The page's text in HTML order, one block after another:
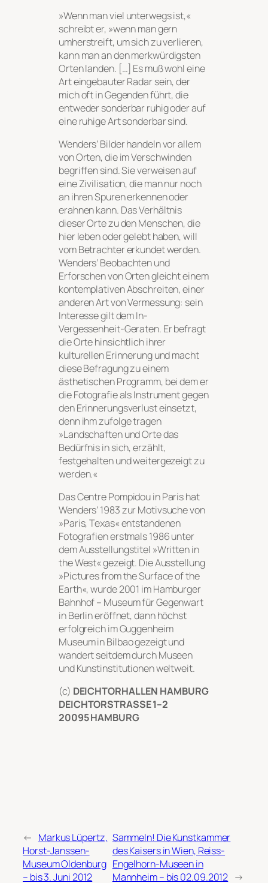
»Wenn man viel unterwegs ist,«
schreibt er, »wenn man gern
umherstreift, um sich zu verlieren,
kann man an den merkwürdigsten
Orten landen. […] Es muß wohl eine
Art eingebauter Radar sein, der
mich oft in Gegenden führt, die
entweder sonderbar ruhig oder auf
eine ruhige Art sonderbar sind.
Wenders’ Bilder handeln vor allem
von Orten, die im Verschwinden
begriffen sind. Sie verweisen auf
eine Zivilisation, die man nur noch
an ihren Spuren erkennen oder
erahnen kann. Das Verhältnis
dieser Orte zu den Menschen, die
hier leben oder gelebt haben, will
vom Betrachter erkundet werden.
Wenders’ Beobachten und
Erforschen von Orten gleicht einem
kontemplativen Abschreiten, einer
anderen Art von Vermessung: sein
Interesse gilt dem In-
Vergessenheit-Geraten. Er befragt
die Orte hinsichtlich ihrer
kulturellen Erinnerung und macht
diese Befragung zu einem
ästhetischen Programm, bei dem er
die Fotografie als Instrument gegen
den Erinnerungsverlust einsetzt,
denn ihm zufolge tragen
»Landschaften und Orte das
Bedürfnis in sich, erzählt,
festgehalten und weitergezeigt zu
werden.«
Das Centre Pompidou in Paris hat
Wenders’ 1983 zur Motivsuche von
»Paris, Texas« entstandenen
Fotografien erstmals 1986 unter
dem Ausstellungstitel »Written in
the West« gezeigt. Die Ausstellung
»Pictures from the Surface of the
Earth«, wurde 2001 im Hamburger
Bahnhof – Museum für Gegenwart
in Berlin eröffnet, dann höchst
erfolgreich im Guggenheim
Museum in Bilbao gezeigt und
wandert seitdem durch Museen
und Kunstinstitutionen weltweit.
(c) DEICHTORHALLEN HAMBURG
DEICHTORSTRASSE 1–2
20095HAMBURG
← Markus Lüpertz,
Horst-Janssen-
Museum Oldenburg
– bis 3. Juni 2012
Sammeln! Die Kunstkammer
des Kaisers in Wien, Reiss-
Engelhorn-Museen in
Mannheim – bis 02.09.2012 →